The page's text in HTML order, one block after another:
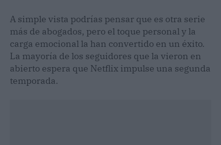
A simple vista podrías pensar que es otra serie
más de abogados, pero el toque personal y la
carga emocional la han convertido en un éxito.
La mayoría de los seguidores que la vieron en
abierto espera que Netflix impulse una segunda
temporada.